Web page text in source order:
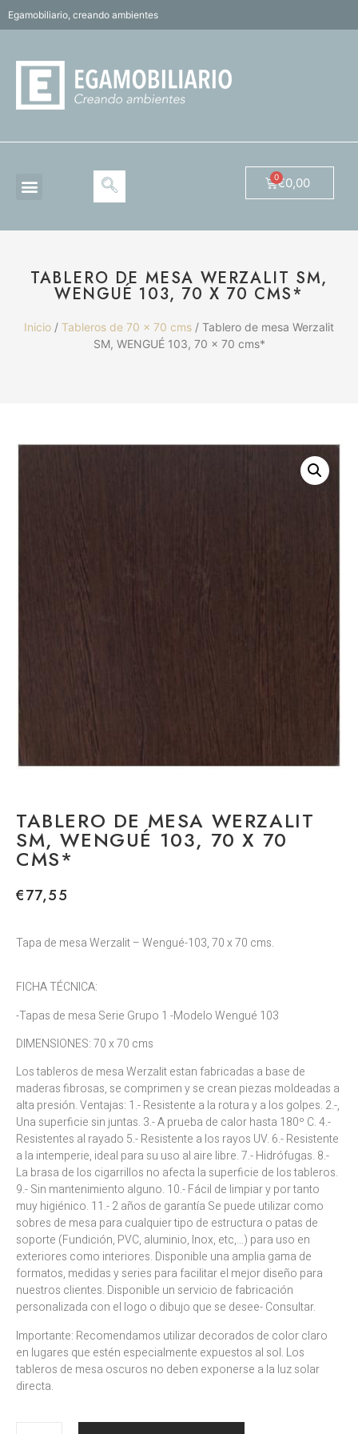
Egamobiliario, creando ambientes
€0,00
TABLERO DE MESA WERZALIT SM,
WENGUÉ 103, 70 X 70 CMS*
Inicio / Tableros de 70 x 70 cms / Tablero de mesa Werzalit
SM, WENGUÉ 103, 70 x 70 cms*
TABLERO DE MESA WERZALIT
SM, WENGUÉ 103, 70 X 70
CMS*
€77,55
Tapa de mesa Werzalit – Wengué-103, 70 x 70 cms.
FICHA TÉCNICA:
-Tapas de mesa Serie Grupo 1 -Modelo Wengué 103
DIMENSIONES: 70 x 70 cms
Los tableros de mesa Werzalit estan fabricadas a base de
maderas fibrosas, se comprimen y se crean piezas moldeadas a
alta presión. Ventajas: 1.- Resistente a la rotura y a los golpes. 2.-,
Una superficie sin juntas. 3.- A prueba de calor hasta 180º C. 4.-
Resistentes al rayado 5.- Resistente a los rayos UV. 6.- Resistente
a la intemperie, ideal para su uso al aire libre. 7.- Hidrófugas. 8.-
La brasa de los cigarrillos no afecta la superficie de los tableros.
9.- Sin mantenimiento alguno. 10.- Fácil de limpiar y por tanto
muy higiénico. 11.- 2 años de garantía Se puede utilizar como
sobres de mesa para cualquier tipo de estructura o patas de
soporte (Fundición, PVC, aluminio, Inox, etc,…) para uso en
exteriores como interiores. Disponible una amplia gama de
formatos, medidas y series para facilitar el mejor diseño para
nuestros clientes. Disponible un servicio de fabricación
personalizada con el logo o dibujo que se desee- Consultar.
Importante: Recomendamos utilizar decorados de color claro
en lugares que estén especialmente expuestos al sol. Los
tableros de mesa oscuros no deben exponerse a la luz solar
directa.